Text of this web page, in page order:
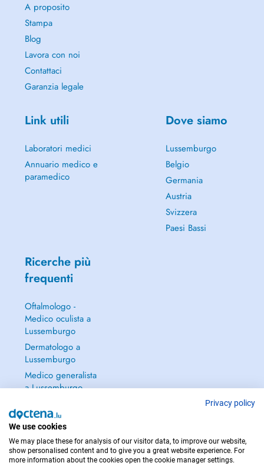
A proposito
Stampa
Blog
Lavora con noi
Contattaci
Garanzia legale
Link utili
Laboratori medici
Annuario medico e
paramedico
Dove siamo
Lussemburgo
Belgio
Germania
Austria
Svizzera
Paesi Bassi
Ricerche più
frequenti
Oftalmologo -
Medico oculista a
Lussemburgo
Dermatologo a
Lussemburgo
Medico generalista
a Lussemburgo
Lussemburgo
Continua a leggere
→
Privacy policy
We use cookies
We may place these for analysis of our visitor data, to improve our website,
show personalised content and to give you a great website experience. For
more information about the cookies open the cookie manager settings.